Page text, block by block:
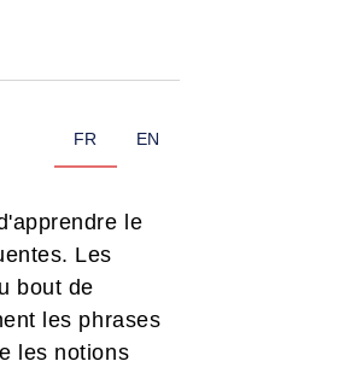
FR EN
le
Les
bout de
les phrases
les notions